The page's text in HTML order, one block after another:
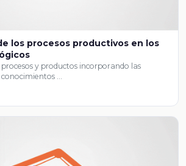
los procesos productivos en los
y productos incorporando las
conocimientos …